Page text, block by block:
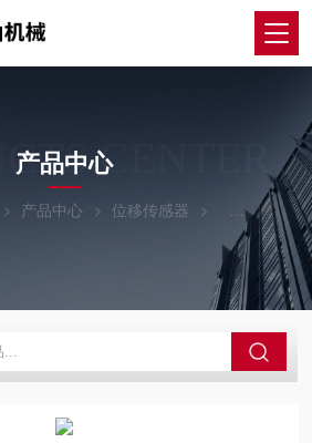
CENTER
产品中心
产品中心 位移传感器 ZJ10-1型